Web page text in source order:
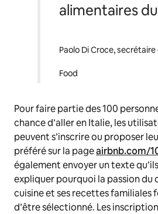
alimentaires
Paolo Di Croce,
Food
Pour faire partie des 100
chance d’aller en Italie, les
peuvent s’inscrire ou proposer
préféré sur la pageairbnb.com/
également envoyer un texte
expliquer pourquoi la passion du
cuisine et ses recettes familiales
d’être sélectionné. Les